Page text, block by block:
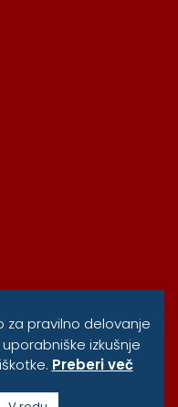
za pravilno delovanje
izkušnje
Preberi več